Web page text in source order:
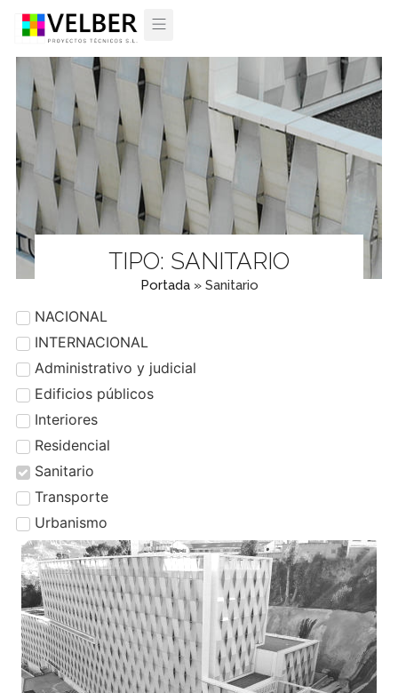
TIPO: SANITARIO
Portada» Sanitario
NACIONAL
INTERNACIONAL
Administrativo y judicial
Edificios públicos
Interiores
Residencial
Sanitario
Transporte
Urbanismo